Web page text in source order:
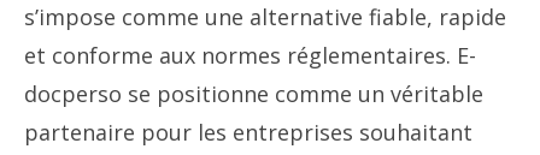
s’impose comme une alternative fiable, rapide
et conforme aux normes réglementaires. E-
docperso se positionne comme un véritable
partenaire pour les entreprises souhaitant